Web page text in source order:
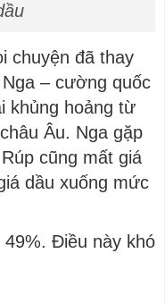
chuyện đã thay
– cường quốc
khủng hoảng từ
Âu. Nga gặp
cũng mất giá
dầu xuống mức